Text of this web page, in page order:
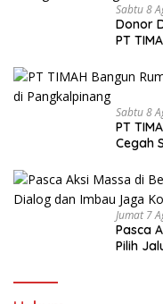
Sabtu 8
Donor
PT
Sabtu 8
PT
Cegah
Jumat 7
Pasca
Pilih